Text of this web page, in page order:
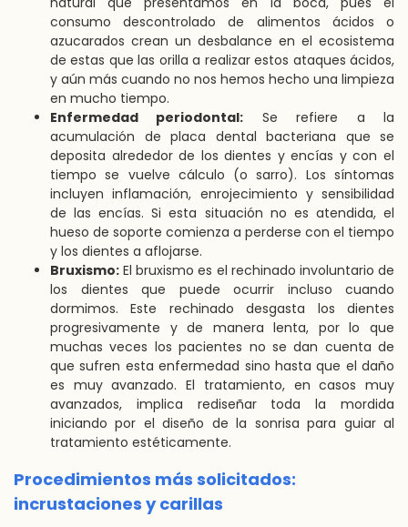
consumo descontrolado de alimentos ácidos o
azucarados crean un desbalance en el ecosistema
de estas que las orilla a realizar estos ataques ácidos,
y aún más cuando no nos hemos hecho una limpieza
en mucho tiempo.
Enfermedad periodontal: Se refiere a la
acumulación de placa dental bacteriana que se
deposita alrededor de los dientes y encías y con el
tiempo se vuelve cálculo (o sarro). Los síntomas
incluyen inflamación, enrojecimiento y sensibilidad
de las encías. Si esta situación no es atendida, el
hueso de soporte comienza a perderse con el tiempo
y los dientes a aflojarse.
Bruxismo: El bruxismo es el rechinado involuntario de
los dientes que puede ocurrir incluso cuando
dormimos. Este rechinado desgasta los dientes
progresivamente y de manera lenta, por lo que
muchas veces los pacientes no se dan cuenta de
que sufren esta enfermedad sino hasta que el daño
es muy avanzado. El tratamiento, en casos muy
avanzados, implica rediseñar toda la mordida
iniciando por el diseño de la sonrisa para guiar al
tratamiento estéticamente.
Procedimientos más solicitados:
incrustaciones y carillas